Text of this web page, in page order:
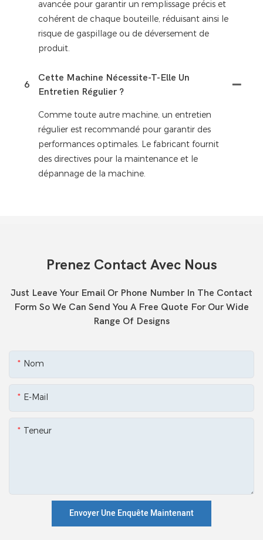
avancée pour garantir un remplissage précis et
cohérent de chaque bouteille, réduisant ainsi le
risque de gaspillage ou de déversement de
produit.
6
Cette Machine Nécessite-T-Elle Un
Entretien Régulier ?
Comme toute autre machine, un entretien
régulier est recommandé pour garantir des
performances optimales. Le fabricant fournit
des directives pour la maintenance et le
dépannage de la machine.
Prenez Contact Avec Nous
Just Leave Your Email Or Phone Number In The Contact
Form So We Can Send You A Free Quote For Our Wide
Range Of Designs
Nom
E-Mail
Teneur
Envoyer Une Enquête Maintenant